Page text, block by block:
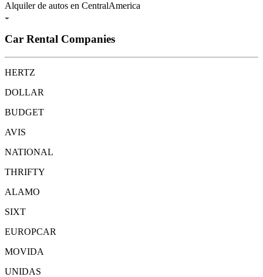
Alquiler de autos en CentralAmerica
Car Rental Companies
HERTZ
DOLLAR
BUDGET
AVIS
NATIONAL
THRIFTY
ALAMO
SIXT
EUROPCAR
MOVIDA
UNIDAS